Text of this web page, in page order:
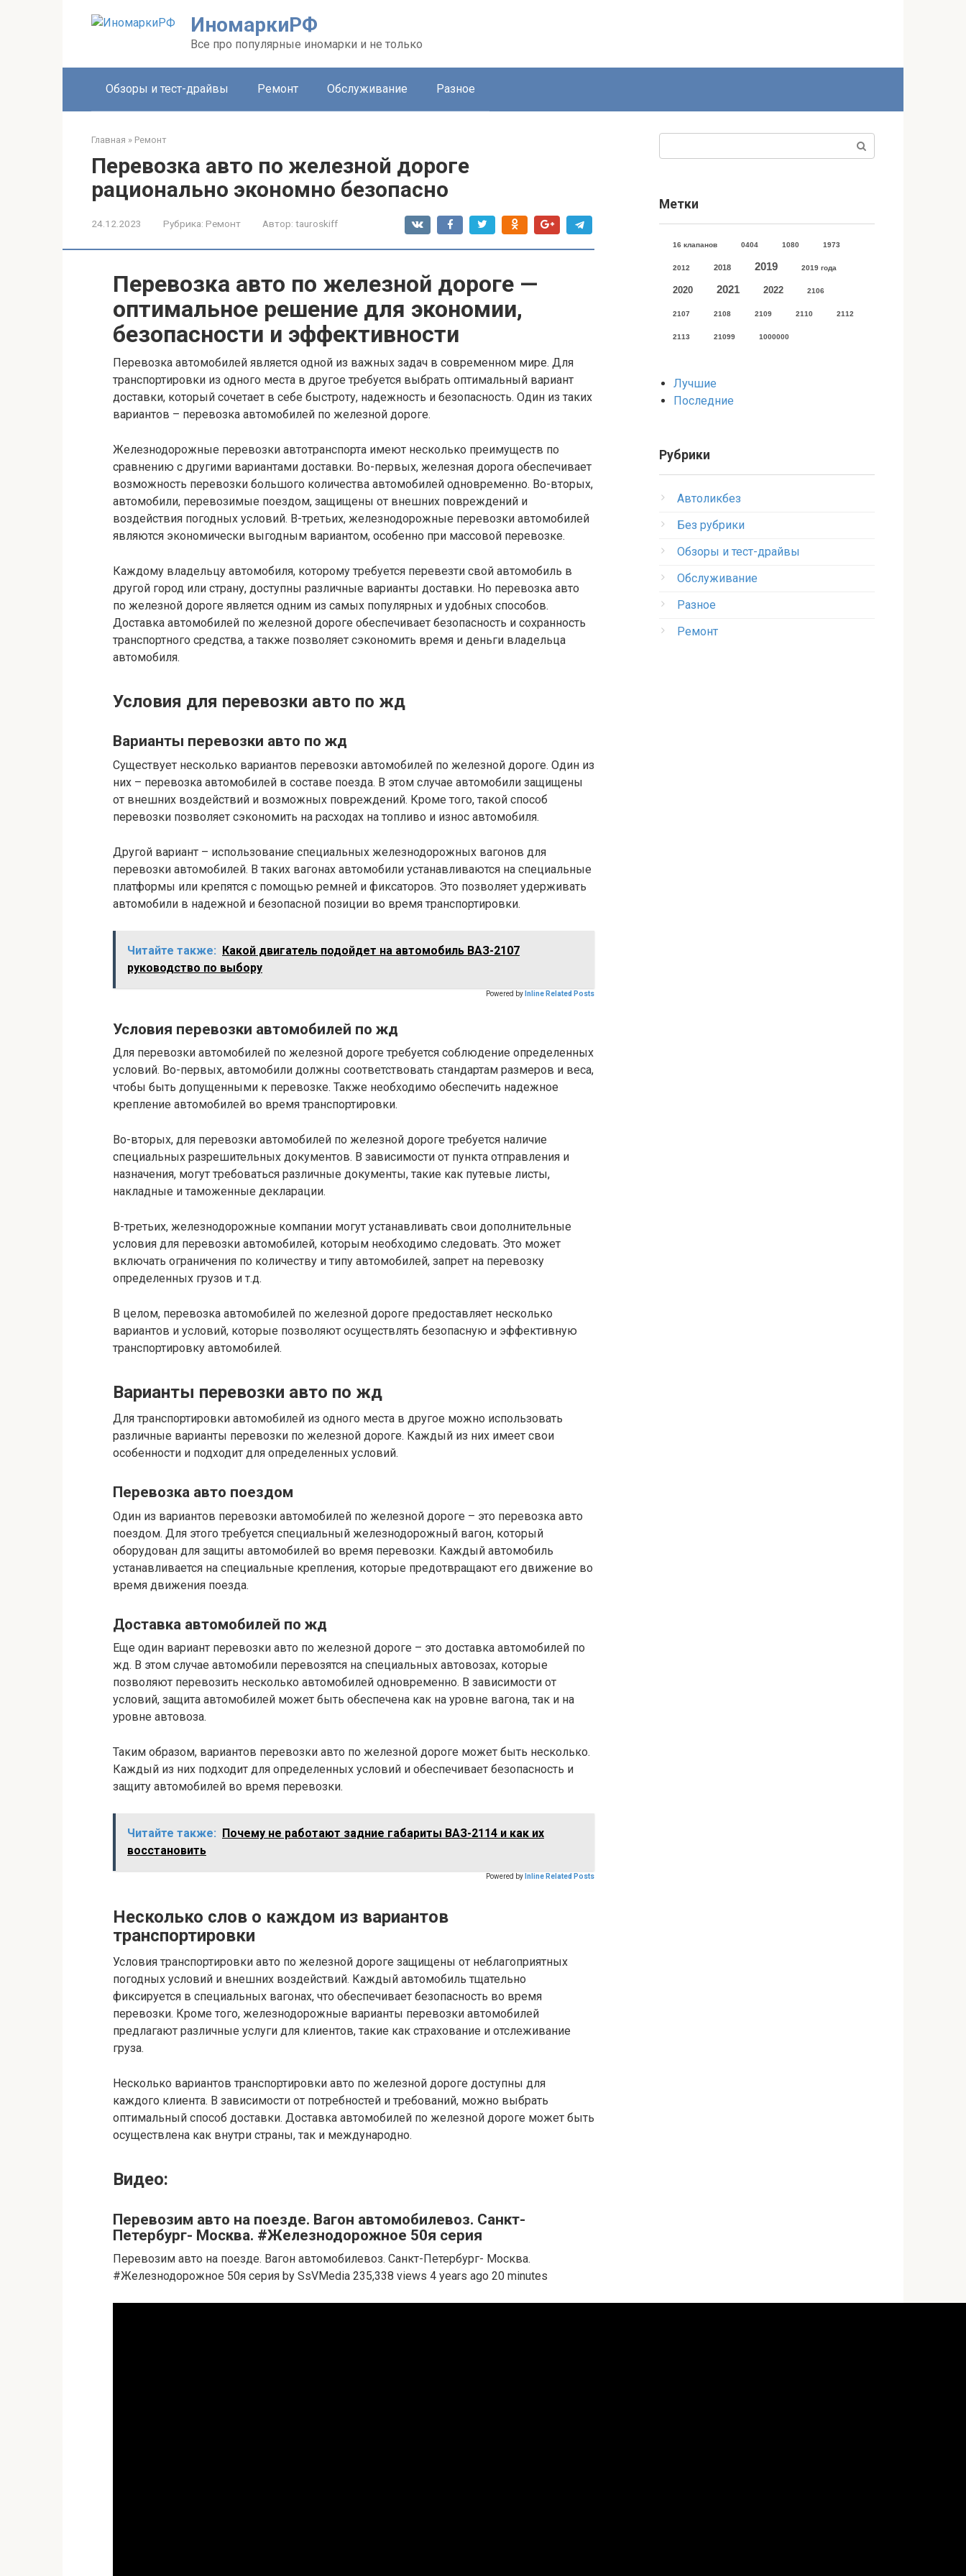
ИномаркиРФ
Все про популярные иномарки и не только
Обзоры и тест-драйвы Ремонт Обслуживание Разное
Главная » Ремонт
Перевозка авто по железной дороге
рационально экономно безопасно
24.12.2023 Рубрика: Ремонт Автор: tauroskiff
Перевозка авто по железной дороге —
оптимальное решение для экономии,
безопасности и эффективности
Перевозка автомобилей является одной из важных задач в современном мире. Для
транспортировки из одного места в другое требуется выбрать оптимальный вариант
доставки, который сочетает в себе быстроту, надежность и безопасность. Один из таких
вариантов – перевозка автомобилей по железной дороге.
Железнодорожные перевозки автотранспорта имеют несколько преимуществ по
сравнению с другими вариантами доставки. Во-первых, железная дорога обеспечивает
возможность перевозки большого количества автомобилей одновременно. Во-вторых,
автомобили, перевозимые поездом, защищены от внешних повреждений и
воздействия погодных условий. В-третьих, железнодорожные перевозки автомобилей
являются экономически выгодным вариантом, особенно при массовой перевозке.
Каждому владельцу автомобиля, которому требуется перевезти свой автомобиль в
другой город или страну, доступны различные варианты доставки. Но перевозка авто
по железной дороге является одним из самых популярных и удобных способов.
Доставка автомобилей по железной дороге обеспечивает безопасность и сохранность
транспортного средства, а также позволяет сэкономить время и деньги владельца
автомобиля.
Условия для перевозки авто по жд
Варианты перевозки авто по жд
Существует несколько вариантов перевозки автомобилей по железной дороге. Один из
них – перевозка автомобилей в составе поезда. В этом случае автомобили защищены
от внешних воздействий и возможных повреждений. Кроме того, такой способ
перевозки позволяет сэкономить на расходах на топливо и износ автомобиля.
Другой вариант – использование специальных железнодорожных вагонов для
перевозки автомобилей. В таких вагонах автомобили устанавливаются на специальные
платформы или крепятся с помощью ремней и фиксаторов. Это позволяет удерживать
автомобили в надежной и безопасной позиции во время транспортировки.
Читайте также: Какой двигатель подойдет на автомобиль ВАЗ-2107
руководство по выбору
Powered by Inline Related Posts
Условия перевозки автомобилей по жд
Для перевозки автомобилей по железной дороге требуется соблюдение определенных
условий. Во-первых, автомобили должны соответствовать стандартам размеров и веса,
чтобы быть допущенными к перевозке. Также необходимо обеспечить надежное
крепление автомобилей во время транспортировки.
Во-вторых, для перевозки автомобилей по железной дороге требуется наличие
специальных разрешительных документов. В зависимости от пункта отправления и
назначения, могут требоваться различные документы, такие как путевые листы,
накладные и таможенные декларации.
В-третьих, железнодорожные компании могут устанавливать свои дополнительные
условия для перевозки автомобилей, которым необходимо следовать. Это может
включать ограничения по количеству и типу автомобилей, запрет на перевозку
определенных грузов и т.д.
В целом, перевозка автомобилей по железной дороге предоставляет несколько
вариантов и условий, которые позволяют осуществлять безопасную и эффективную
транспортировку автомобилей.
Варианты перевозки авто по жд
Для транспортировки автомобилей из одного места в другое можно использовать
различные варианты перевозки по железной дороге. Каждый из них имеет свои
особенности и подходит для определенных условий.
Перевозка авто поездом
Один из вариантов перевозки автомобилей по железной дороге – это перевозка авто
поездом. Для этого требуется специальный железнодорожный вагон, который
оборудован для защиты автомобилей во время перевозки. Каждый автомобиль
устанавливается на специальные крепления, которые предотвращают его движение во
время движения поезда.
Доставка автомобилей по жд
Еще один вариант перевозки авто по железной дороге – это доставка автомобилей по
жд. В этом случае автомобили перевозятся на специальных автовозах, которые
позволяют перевозить несколько автомобилей одновременно. В зависимости от
условий, защита автомобилей может быть обеспечена как на уровне вагона, так и на
уровне автовоза.
Таким образом, вариантов перевозки авто по железной дороге может быть несколько.
Каждый из них подходит для определенных условий и обеспечивает безопасность и
защиту автомобилей во время перевозки.
Читайте также:
Почему не работают задние габариты ВАЗ-2114 и как их
восстановить
Powered by Inline Related Posts
Несколько слов о каждом из вариантов
транспортировки
Условия транспортировки авто по железной дороге защищены от неблагоприятных
погодных условий и внешних воздействий. Каждый автомобиль тщательно
фиксируется в специальных вагонах, что обеспечивает безопасность во время
перевозки. Кроме того, железнодорожные варианты перевозки автомобилей
предлагают различные услуги для клиентов, такие как страхование и отслеживание
груза.
Несколько вариантов транспортировки авто по железной дороге доступны для
каждого клиента. В зависимости от потребностей и требований, можно выбрать
оптимальный способ доставки. Доставка автомобилей по железной дороге может быть
осуществлена как внутри страны, так и международно.
Видео:
Перевозим авто на поезде. Вагон автомобилевоз. Санкт-
Петербург- Москва. #Железнодорожное 50я серия
Перевозим авто на поезде. Вагон автомобилевоз. Санкт-Петербург- Москва.
#Железнодорожное 50я серия by SsVMedia 235,338 views 4 years ago 20 minutes
Метки
16 клапанов 0404 1080 1973
2012 2018 2019 2019 года
2020 2021 2022 2106
2107 2108 2109 2110 2112
2113 21099 1000000
Лучшие
Последние
Рубрики
Автоликбез
Без рубрики
Обзоры и тест-драйвы
Обслуживание
Разное
Ремонт